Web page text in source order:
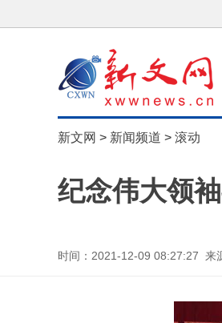
新文网 > 新闻频道 > 滚动
纪念伟大领
时间：2021-12-09 08:27:27 来